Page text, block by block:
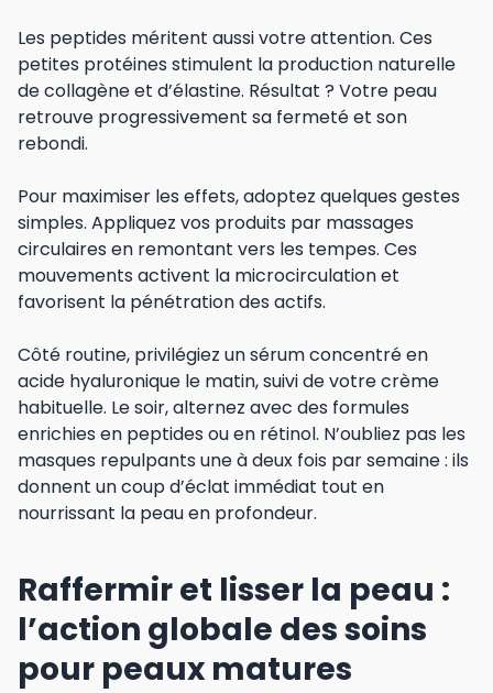
Les peptides méritent aussi votre attention. Ces
petites protéines stimulent la production naturelle
de collagène et d’élastine. Résultat ? Votre peau
retrouve progressivement sa fermeté et son
rebondi.
Pour maximiser les effets, adoptez quelques gestes
simples. Appliquez vos produits par massages
circulaires en remontant vers les tempes. Ces
mouvements activent la microcirculation et
favorisent la pénétration des actifs.
Côté routine, privilégiez un sérum concentré en
acide hyaluronique le matin, suivi de votre crème
habituelle. Le soir, alternez avec des formules
enrichies en peptides ou en rétinol. N’oubliez pas les
masques repulpants une à deux fois par semaine : ils
donnent un coup d’éclat immédiat tout en
nourrissant la peau en profondeur.
Raffermir et lisser la peau :
l’action globale des soins
pour peaux matures